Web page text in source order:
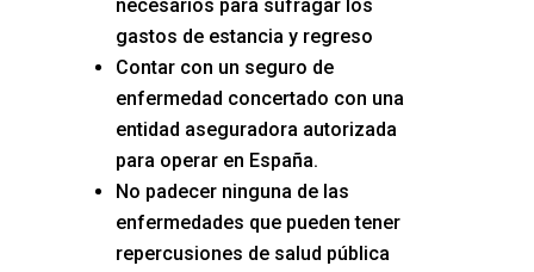
necesarios para sufragar los
gastos de estancia y regreso
Contar con un seguro de
enfermedad concertado con una
entidad aseguradora autorizada
para operar en España.
No padecer ninguna de las
enfermedades que pueden tener
repercusiones de salud pública